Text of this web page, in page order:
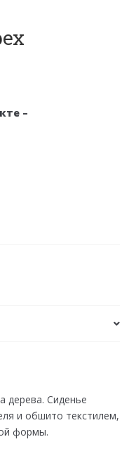
–
дерева. Сиденье
и обшито текстилем,
формы.